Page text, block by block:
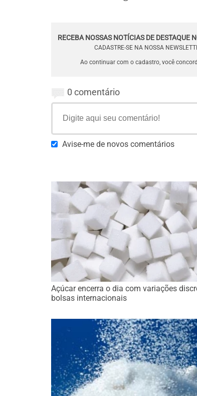
RECEBA NOSSAS NOTÍCIAS DE DESTAQUE
CADASTRE-SE NA NOSSA
Ao continuar com o cadastro, você
0 comentário
Avise-me de novos comentários
Açúcar encerra o dia com variações
bolsas internacionais